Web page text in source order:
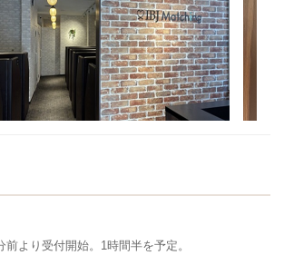
前より受付開始。1時間半を予定。